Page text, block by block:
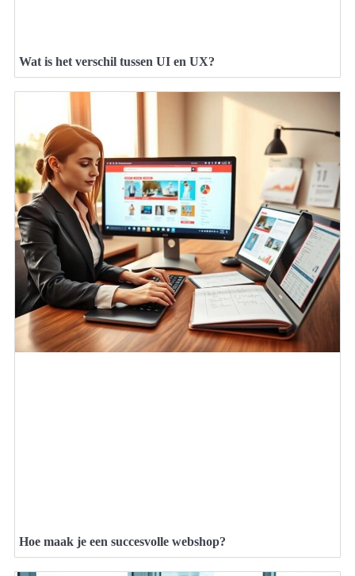
Wat is het verschil tussen UI en UX?
Hoe maak je een succesvolle webshop?